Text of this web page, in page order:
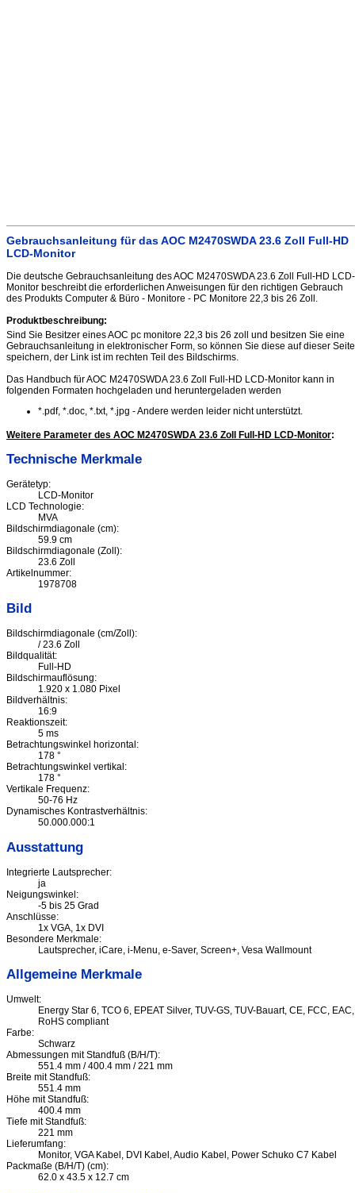
Gebrauchsanleitung für das AOC M2470SWDA 23.6 Zoll Full-HD
LCD-Monitor
Die deutsche Gebrauchsanleitung des AOC M2470SWDA 23.6 Zoll Full-HD LCD-
Monitor beschreibt die erforderlichen Anweisungen für den richtigen Gebrauch
des Produkts Computer & Büro - Monitore - PC Monitore 22,3 bis 26 Zoll.
Produktbeschreibung:
Sind Sie Besitzer eines AOC pc monitore 22,3 bis 26 zoll und besitzen Sie eine
Gebrauchsanleitung in elektronischer Form, so können Sie diese auf dieser Seite
speichern, der Link ist im rechten Teil des Bildschirms.
Das Handbuch für AOC M2470SWDA 23.6 Zoll Full-HD LCD-Monitor kann in
folgenden Formaten hochgeladen und heruntergeladen werden
*.pdf, *.doc, *.txt, *.jpg - Andere werden leider nicht unterstützt.
Weitere Parameter des AOC M2470SWDA 23.6 Zoll Full-HD LCD-Monitor:
Technische Merkmale
Gerätetyp:
LCD-Monitor
LCD Technologie:
MVA
Bildschirmdiagonale (cm):
59.9 cm
Bildschirmdiagonale (Zoll):
23.6 Zoll
Artikelnummer:
1978708
Bild
Bildschirmdiagonale (cm/Zoll):
/ 23.6 Zoll
Bildqualität:
Full-HD
Bildschirmauflösung:
1.920 x 1.080 Pixel
Bildverhältnis:
16:9
Reaktionszeit:
5 ms
Betrachtungswinkel horizontal:
178 °
Betrachtungswinkel vertikal:
178 °
Vertikale Frequenz:
50-76 Hz
Dynamisches Kontrastverhältnis:
50.000.000:1
Ausstattung
Integrierte Lautsprecher:
ja
Neigungswinkel:
-5 bis 25 Grad
Anschlüsse:
1x VGA, 1x DVI
Besondere Merkmale:
Lautsprecher, iCare, i-Menu, e-Saver, Screen+, Vesa Wallmount
Allgemeine Merkmale
Umwelt:
Energy Star 6, TCO 6, EPEAT Silver, TUV-GS, TUV-Bauart, CE, FCC, EAC,
RoHS compliant
Farbe:
Schwarz
Abmessungen mit Standfuß (B/H/T):
551.4 mm / 400.4 mm / 221 mm
Breite mit Standfuß:
551.4 mm
Höhe mit Standfuß:
400.4 mm
Tiefe mit Standfuß:
221 mm
Lieferumfang:
Monitor, VGA Kabel, DVI Kabel, Audio Kabel, Power Schuko C7 Kabel
Packmaße (B/H/T) (cm):
62.0 x 43.5 x 12.7 cm